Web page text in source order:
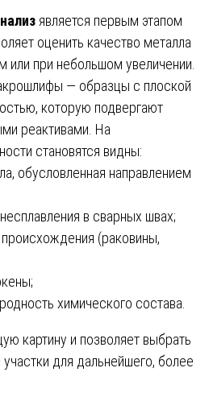
является первым этапом
оценить качество металла
при небольшом увеличении.
— образцы с плоской
которую подвергают
реактивами. На
становятся видны:
обусловленная направлением
в сварных швах;
(раковины,
химического состава.
картину и позволяет выбрать
для дальнейшего, более